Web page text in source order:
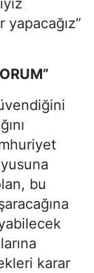
bu
karar